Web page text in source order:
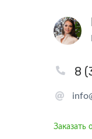
8
Заказать